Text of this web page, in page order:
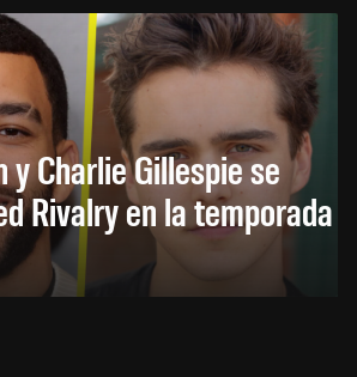
y Charlie Gillespie se
Rivalry en la temporada